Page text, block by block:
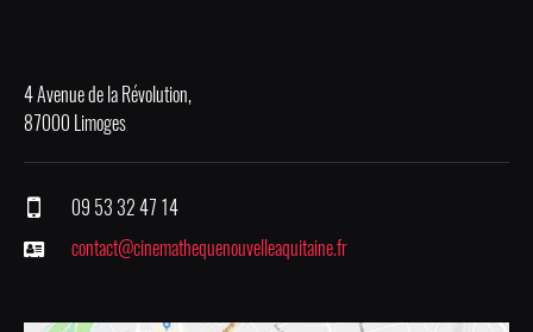
4 Avenue de la Révolution,
87000 Limoges
09 53 32 47 14
contact@cinemathequenouvelleaquitaine.fr